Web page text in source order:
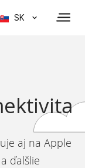
SK
aj na Apple
ďalšlie